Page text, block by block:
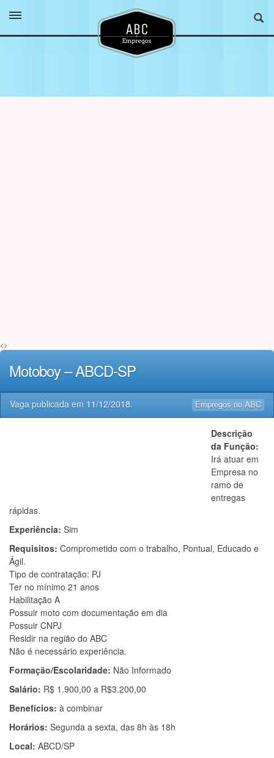
<>
Motoboy – ABCD-SP
Empregos no ABC
Vaga publicada em 11/12/2018.
Descrição
da Função:
Irá atuar em
Empresa no
ramo de
entregas
rápidas.
Experiência: Sim
Requisitos: Comprometido com o trabalho, Pontual, Educado e
Ágil.
Tipo de contratação: PJ
Ter no mínimo 21 anos
Habilitação A
Possuir moto com documentação em dia
Possuir CNPJ
Residir na região do ABC
Não é necessário experiência.
Formação/Escolaridade: Não Informado
Salário: R$ 1.900,00 a R$3.200,00
Benefícios: à combinar
Horários: Segunda a sexta, das 8h às 18h
Local: ABCD/SP